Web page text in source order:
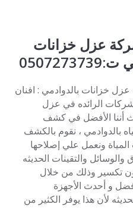
عزل خزانات
خزانات بالدوادمي : افنان
الرائده في عزل
أننا الأفضل في كشف
بالدوادمي ، نقوم بالكشف
ونعمل علي إصلاحها
والتقينات الحديثه
تكسير وذلك من خلال
و أحدث الأجهزة
لأن هذا يوفر الكثير من